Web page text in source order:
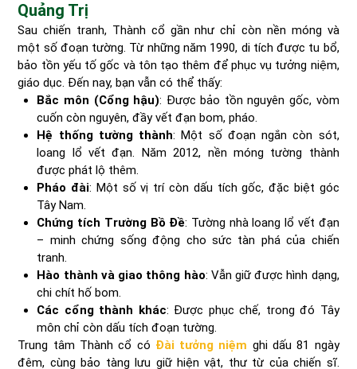
Quảng Trị
Sau chiến tranh, Thành cổ gần như chỉ còn nền móng và
một số đoạn tường. Từ những năm 1990, di tích được tu bổ,
bảo tồn yếu tố gốc và tôn tạo thêm để phục vụ tưởng niệm,
giáo dục. Đến nay, bạn vẫn có thể thấy:
Bắc môn (Cổng hậu): Được bảo tồn nguyên gốc, vòm
cuốn còn nguyên, đầy vết đạn bom, pháo.
Hệ thống tường thành: Một số đoạn ngắn còn sót,
loang lổ vết đạn. Năm 2012, nền móng tường thành
được phát lộ thêm.
Pháo đài: Một số vị trí còn dấu tích gốc, đặc biệt góc
Tây Nam.
Chứng tích Trường Bồ Đề: Tường nhà loang lổ vết đạn
– minh chứng sống động cho sức tàn phá của chiến
tranh.
Hào thành và giao thông hào: Vẫn giữ được hình dạng,
chi chít hố bom.
Các cổng thành khác: Được phục chế, trong đó Tây
môn chỉ còn dấu tích đoạn tường.
Trung tâm Thành cổ có Đài tưởng niệm ghi dấu 81 ngày
đêm, cùng bảo tàng lưu giữ hiện vật, thư từ của chiến sĩ.